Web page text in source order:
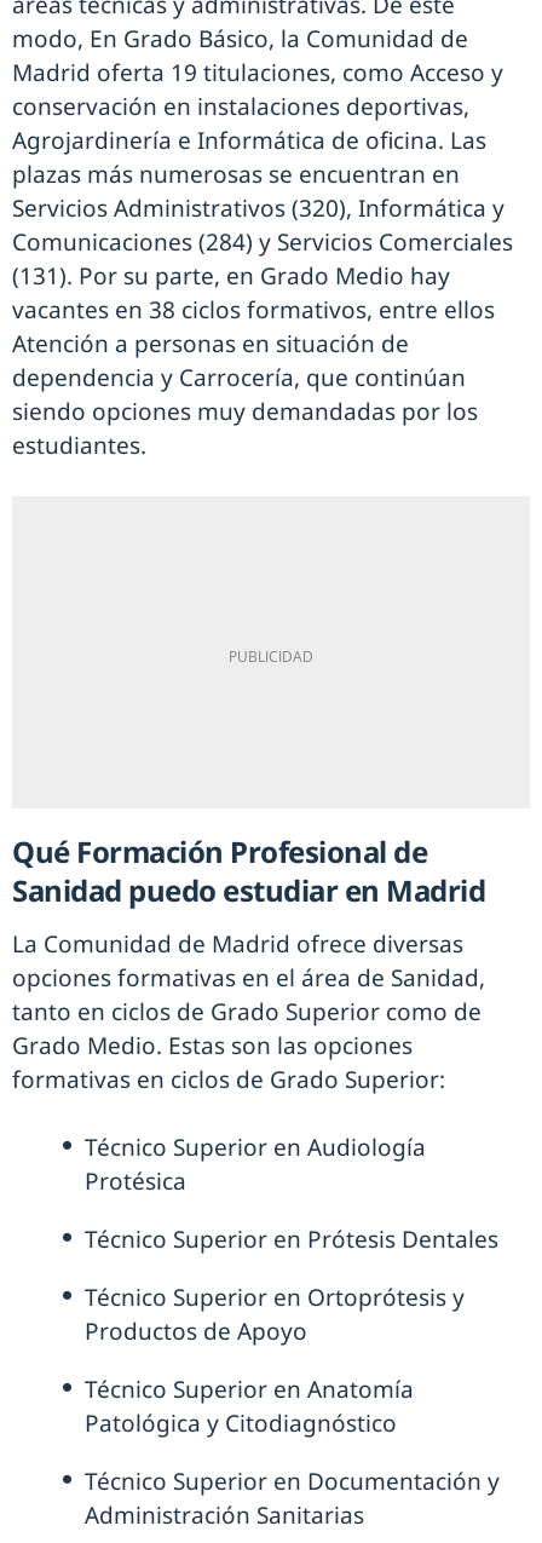
modo, En Grado Básico, la Comunidad de
Madrid oferta 19 titulaciones, como Acceso y
conservación en instalaciones deportivas,
Agrojardinería e Informática de oficina. Las
plazas más numerosas se encuentran en
Servicios Administrativos (320), Informática y
Comunicaciones (284) y Servicios Comerciales
(131). Por su parte, en Grado Medio hay
vacantes en 38 ciclos formativos, entre ellos
Atención a personas en situación de
dependencia y Carrocería, que continúan
siendo opciones muy demandadas por los
estudiantes.
Qué Formación Profesional de
Sanidad puedo estudiar en Madrid
La Comunidad de Madrid ofrece diversas
opciones formativas en el área de Sanidad,
tanto en ciclos de Grado Superior como de
Grado Medio. Estas son las opciones
formativas en ciclos de Grado Superior:
Técnico Superior en Audiología
Protésica
Técnico Superior en Prótesis Dentales
Técnico Superior en Ortoprótesis y
Productos de Apoyo
Técnico Superior en Anatomía
Patológica y Citodiagnóstico
Técnico Superior en Documentación y
Administración Sanitarias